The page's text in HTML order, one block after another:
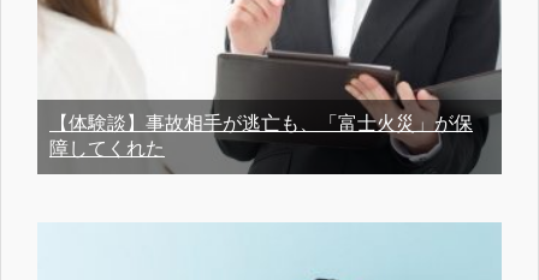
【体験談】事故相手が逃亡も、「富士火災」が保
障してくれた